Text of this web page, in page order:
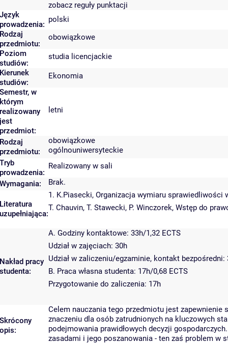
zobacz reguły punktacji
Język
prowadzenia:
polski
Rodzaj
przedmiotu:
obowiązkowe
Poziom
studiów:
studia licencjackie
Kierunek
studiów:
Ekonomia
Semestr, w
którym
realizowany
jest
przedmiot:
letni
Rodzaj
przedmiotu:
obowiązkowe
ogólnouniwersyteckie
Tryb
prowadzenia:
Realizowany w sali
Wymagania:
Brak.
Literatura
uzupełniająca:
1. K.Piasecki, Organizacja wymiaru sprawiedliwości
T. Chauvin, T. Stawecki, P. Winczorek, Wstęp do
Nakład pracy
studenta:
A. Godziny kontaktowe: 33h/1,32 ECTS
Udział w zajęciach: 30h
Udział w zaliczeniu/egzaminie, kontakt bezpośredni:
B. Praca własna studenta: 17h/0,68 ECTS
Przygotowanie do zaliczenia: 17h
Skrócony
opis:
Celem nauczania tego przedmiotu jest
znaczeniu dla osób zatrudnionych na kluczowych
podejmowania prawidłowych decyzji
zasadami i jego poszanowania - ten zaś problem w